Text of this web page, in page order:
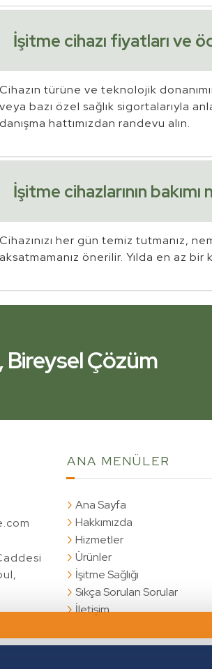
İşitme cihazı fiyatları ve
Cihazın türüne ve teknolojik
veya bazı özel sağlık sigortalarıyla
danışma hattımızdan randevu alın.
İşitme cihazlarının bakımı
Cihazınızı her gün temiz tutmanız,
aksatmamanız önerilir. Yılda en az bir
Bireysel Çözüm
Bireysel Çözüm
ANA MENÜLER
Ana Sayfa
Hakkımızda
Hizmetler
Ürünler
İşitme Sağlığı
Sıkça Sorulan Sorular
İletişim